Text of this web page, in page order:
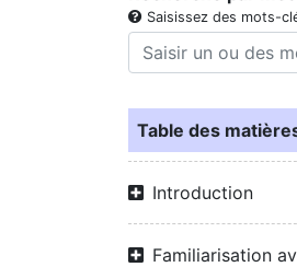
Saisissez des mots-
Table des
Introduction
Familiarisation